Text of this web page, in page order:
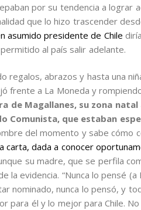
por su tendencia a lograr
que lo hizo trascender
asumido presidente de Chile
al país salir adelante.
regalos, abrazos y hasta una
frente a La Moneda y
de Magallanes, su zona
Comunista, que estaban
del momento y sabe cómo
carta, dada a conocer
su madre, que se perfila
la evidencia. “Nunca lo pensé
nominado, nunca lo pensó, y
para él y lo mejor para Chile.